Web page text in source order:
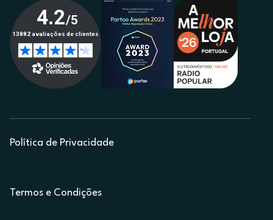
Política de Privacidade
Termos e Condições